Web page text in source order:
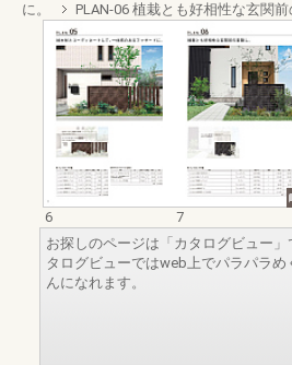
に。
PLAN-06 植栽とも好相性な玄関前
6
7
お探しのページは「カタログビュー
タログビューではweb上でパラパラ
んになれます。